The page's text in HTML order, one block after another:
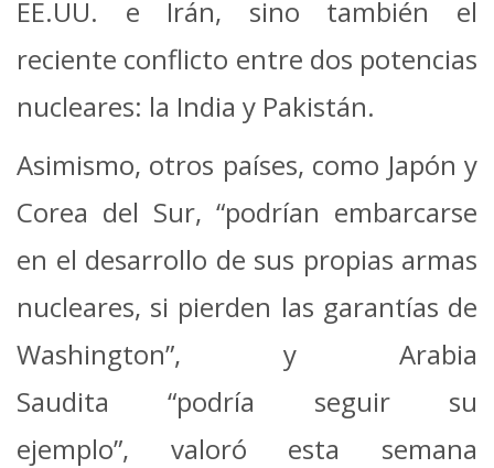
EE.UU. e Irán, sino también el
reciente conflicto entre dos potencias
nucleares: la India y Pakistán.
Asimismo, otros países, como Japón y
Corea del Sur, “podrían embarcarse
en el desarrollo de sus propias armas
nucleares, si pierden las garantías de
Washington”, y Arabia
Saudita “podría seguir su
ejemplo”, valoró esta semana